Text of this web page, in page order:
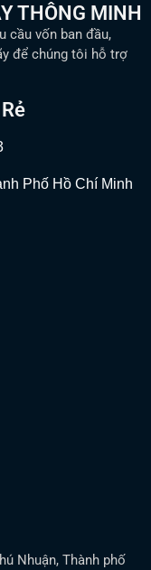
THÔNG MINH
cầu vốn ban đầu,
để chúng tôi hỗ trợ
Phố Hồ Chí Minh
Nhuận, Thành phố